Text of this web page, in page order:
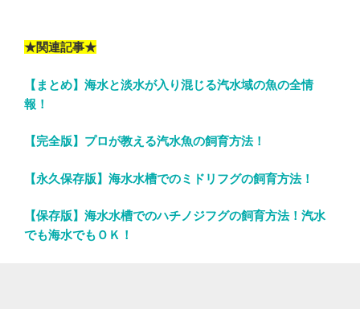
★関連記事★
【まとめ】海水と淡水が入り混じる汽水域の魚の全情
報！
【完全版】プロが教える汽水魚の飼育方法！
【永久保存版】海水水槽でのミドリフグの飼育方法！
【保存版】海水水槽でのハチノジフグの飼育方法！汽水
でも海水でもＯＫ！